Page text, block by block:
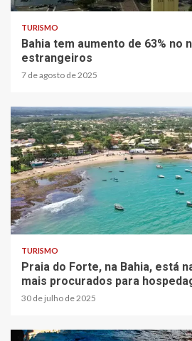
TURISMO
Bahia tem aumento de 63% no
estrangeiros
7 de agosto de 2025
TURISMO
Praia do Forte, na Bahia, está
mais procurados para
30 de julho de 2025